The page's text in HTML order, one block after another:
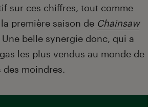
sur ces chiffres, tout comme
première saison de Chainsaw
belle synergie donc, qui a
les plus vendus au monde de
des moindres.